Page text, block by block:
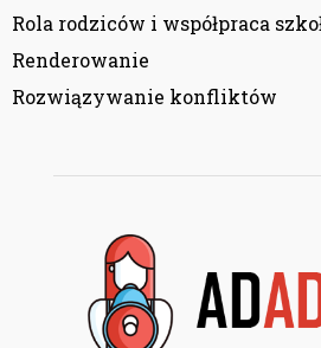
Rola rodziców i współpraca
Renderowanie
Rozwiązywanie konfliktów